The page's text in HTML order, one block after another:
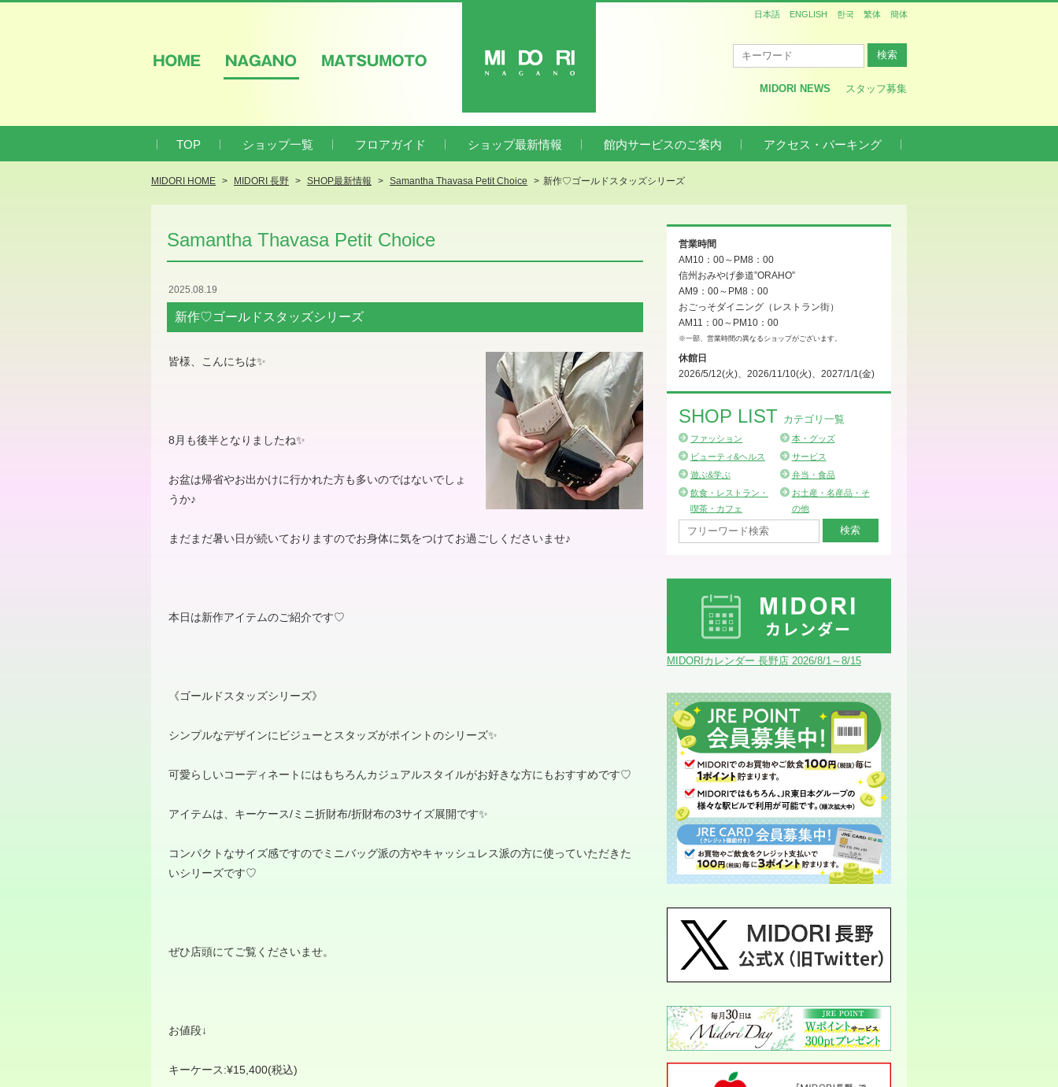
MIDORI NEWS
スタッフ募集
日本語 ENGLISH 한국 繁体 簡体
TOP ショップ一覧 フロアガイド ショップ最新情報 館内サービスのご案内 アクセス・パーキング
MIDORI HOME MIDORI 長野 SHOP最新情報 Samantha Thavasa Petit Choice 新作♡ゴールドスタッズシリーズ
Samantha Thavasa Petit Choice
2025.08.19
新作♡ゴールドスタッズシリーズ
皆様、こんにちは✨
8 月も後半となりましたね✨
お盆は帰省やお出かけに行かれた方も多いのではないでしょ
うか♪
まだまだ暑い日が続いておりますのでお身体に気をつけてお過ごしくださいませ♪
本日は新作アイテムのご紹介です♡
《ゴールドスタッズシリーズ》
シンプルなデザインにビジューとスタッズがポイントのシリーズ✨
可愛らしいコーディネートにはもちろんカジュアルスタイルがお好きな方にもおすすめです♡
アイテムは、キーケース/ミニ折財布/折財布の3サイズ展開です✨
コンパクトなサイズ感ですのでミニバッグ派の方やキャッシュレス派の方に使っていただきた
いシリーズです♡
ぜひ店頭にてご覧くださいませ。
お値段↓
キーケース:¥15,400(税込)
営業時間
AM10：00～PM8：00
信州おみやげ参道”ORAHO”
AM9：00～PM8：00
おごっそダイニング（レストラン街）
AM11：00～PM10：00
※一部、営業時間の異なるショップがございます。
休館日
2026/5/12(火)、2026/11/10(火)、2027/1/1(金)
SHOP LIST カテゴリ一覧
ファッション
本・グッズ
ビューティ&ヘルス
サービス
遊ぶ&学ぶ
弁当・食品
飲食・レストラン・
喫茶・カフェ
お土産・名産品・そ
の他
MIDORIカレンダー 長野店 2026/8/1～8/15